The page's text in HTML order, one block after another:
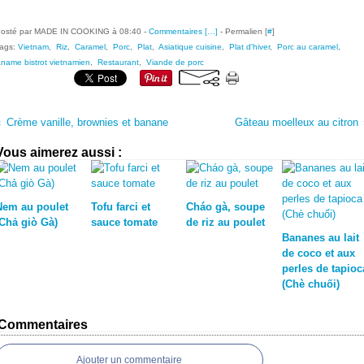
par MADE IN COOKING à 08:40 - Commentaires [ ] - Permalien [#]
Vietnam Riz Caramel Porc Plat Asiatique cuisine Plat d'hiver, Porc au caramel
bistrot vietnamien
Restaurant Viande de porc
Crème vanille, brownies et banane Gâteau moelleux au citron
aimerez aussi :
au poulet
giò Gà)
Tofu farci et
sauce tomate
Cháo gà, soupe
de riz au poulet
Bananes au lait
de coco et aux
perles de
(Chè chuối)
Ajouter un commentaire